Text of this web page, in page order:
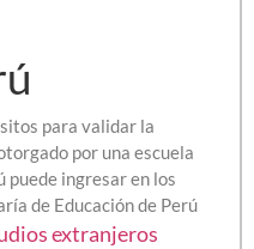
para validar la
por una escuela
puede ingresar en los
de Educación de Perú
extranjeros